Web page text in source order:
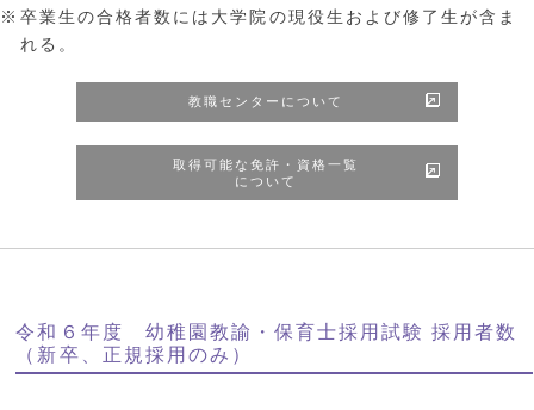
卒業生の合格者数には大学院の現役生および修了生が含ま
れる。
教職センターについて
取得可能な免許・資格一覧
について
令和６年度 幼稚園教諭・保育士採用試験 採用者数
（新卒、正規採用のみ）